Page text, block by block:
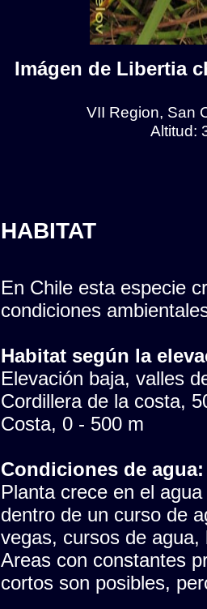
Imágen de Libertia
VII Region, San
Altitud:
HABITAT
En Chile esta especie
condiciones
Habitat según la
Elevación baja, valles
Cordillera de la costa,
Costa, 0 - 500 m
Condiciones de agua:
Planta crece en el
dentro de un curso de
vegas, cursos de
Areas con constantes
cortos son posibles,